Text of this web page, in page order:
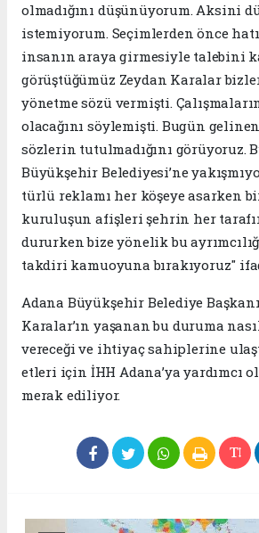
olmadığını düşünüyorum. Aksini
istemiyorum. Seçimlerden önce
insanın araya girmesiyle talebini
görüştüğümüz Zeydan Karalar
yönetme sözü vermişti.
olacağını söylemişti. Bugün
sözlerin tutulmadığını görüyoruz.
Büyükşehir Belediyesi’ne
türlü reklamı her köşeye asarken
kuruluşun afişleri şehrin her
dururken bize yönelik bu
takdiri kamuoyuna bırakıyoruz"
Adana Büyükşehir Belediye
Karalar’ın yaşanan bu duruma
vereceği ve ihtiyaç sahiplerine
etleri için İHH Adana’ya yardımcı
merak ediliyor.